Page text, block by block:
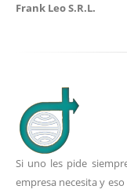
Frank Leo S.R.L.
Si uno les pide
empresa necesita y